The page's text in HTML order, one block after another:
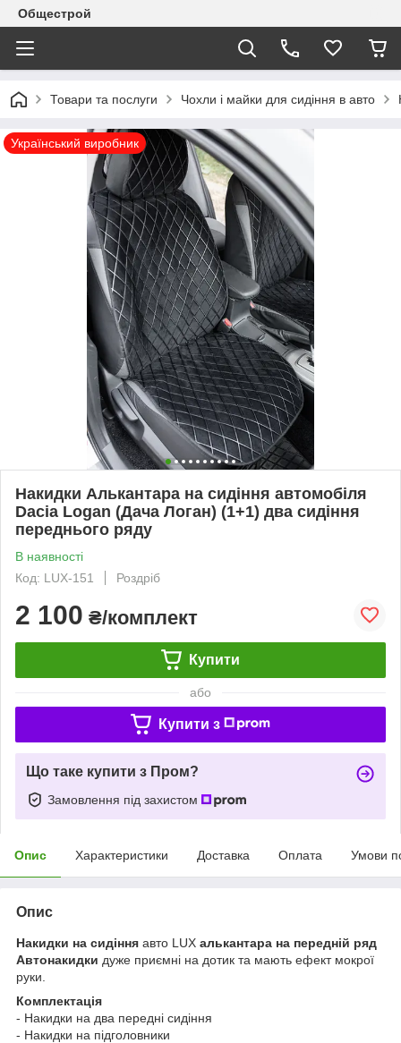
Общестрой
Товари та послуги Чохли і майки для сидіння в авто
Український виробник
Накидки Алькантара на сидіння автомобіля
Dacia Logan (Дача Логан) (1+1) два сидіння
переднього ряду
В наявності
Код: LUX-151
Роздріб
2 100 ₴/комплект
Купити
або
Купити з
Що таке купити з Пром?
Замовлення під захистом
Опис Характеристики Доставка Оплата Умови
Опис
Накидки на сидіння авто LUX алькантара на передній ряд
Автонакидки дуже приємні на дотик та мають ефект мокрої
руки.
Комплектація
- Накидки на два передні сидіння
- Накидки на підголовники